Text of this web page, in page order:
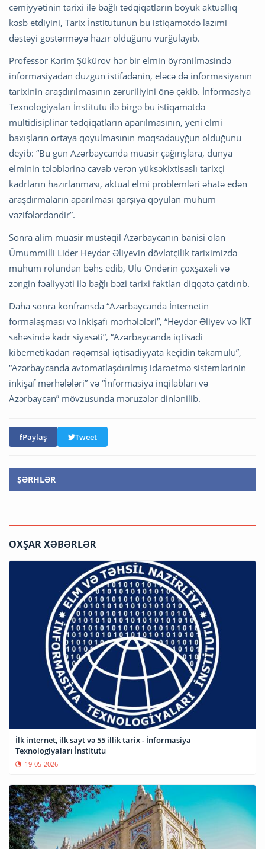
cəmiyyətinin tarixi ilə bağlı tədqiqatların böyük aktuallıq
kəsb etdiyini, Tarix İnstitutunun bu istiqamətdə lazımi
dəstəyi göstərməyə hazır olduğunu vurğulayıb.
Professor Kərim Şükürov hər bir elmin öyrənilməsində
informasiyadan düzgün istifadənin, eləcə də informasiyanın
tarixinin araşdırılmasının zəruriliyini önə çəkib. İnformasiya
Texnologiyaları İnstitutu ilə birgə bu istiqamətdə
multidisiplinar tədqiqatların aparılmasının, yeni elmi
baxışların ortaya qoyulmasının məqsədəuyğun olduğunu
deyib: “Bu gün Azərbaycanda müasir çağırışlara, dünya
elminin tələblərinə cavab verən yüksəkixtisaslı tarixçi
kadrların hazırlanması, aktual elmi problemləri əhatə edən
araşdırmaların aparılması qarşıya qoyulan mühüm
vəzifələrdəndir”.
Sonra alim müasir müstəqil Azərbaycanın banisi olan
Ümummilli Lider Heydər Əliyevin dövlətçilik tariximizdə
mühüm rolundan bəhs edib, Ulu Öndərin çoxşaxəli və
zəngin fəaliyyəti ilə bağlı bəzi tarixi faktları diqqətə çatdırıb.
Daha sonra konfransda “Azərbaycanda İnternetin
formalaşması və inkişafı mərhələləri”, “Heydər Əliyev və İKT
sahəsində kadr siyasəti”, “Azərbaycanda iqtisadi
kibernetikadan rəqəmsal iqtisadiyyata keçidin təkamülü”,
“Azərbaycanda avtomatlaşdırılmış idarəetmə sistemlərinin
inkişaf mərhələləri” və “İnformasiya inqilabları və
Azərbaycan” mövzusunda məruzələr dinlənilib.
Paylaş Tweet
ŞƏRHLƏR
OXŞAR XƏBƏRLƏR
İlk internet, ilk sayt və 55 illik tarix - İnformasiya
Texnologiyaları İnstitutu
19-05-2026